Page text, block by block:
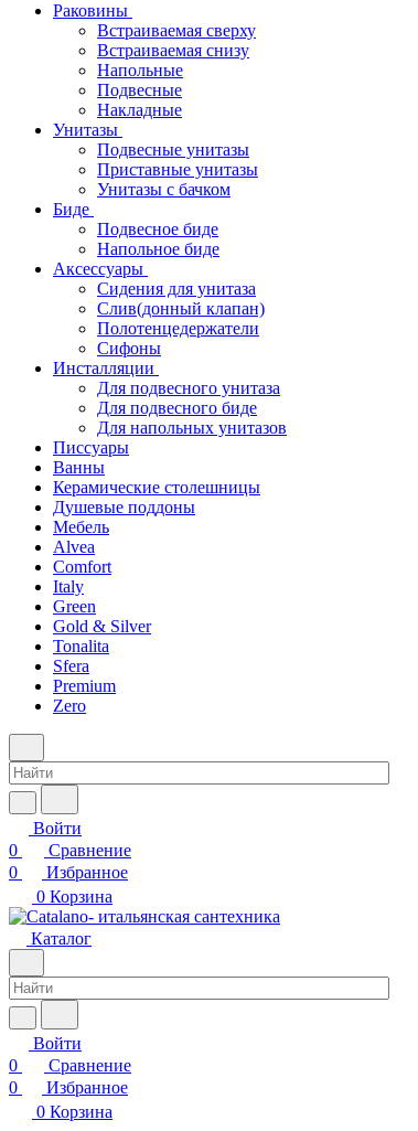
Раковины
Встраиваемая сверху
Встраиваемая снизу
Напольные
Подвесные
Накладные
Унитазы
Подвесные унитазы
Приставные унитазы
Унитазы с бачком
Биде
Подвесное биде
Напольное биде
Аксессуары
Сидения для унитаза
Слив(донный клапан)
Полотенцедержатели
Сифоны
Инсталляции
Для подвесного унитаза
Для подвесного биде
Для напольных унитазов
Писсуары
Ванны
Керамические столешницы
Душевые поддоны
Мебель
Alvea
Comfort
Italy
Green
Gold & Silver
Tonalita
Sfera
Premium
Zero
Войти
0
Сравнение
0
Избранное
0 Корзина
Каталог
Войти
0
Сравнение
0
Избранное
0 Корзина